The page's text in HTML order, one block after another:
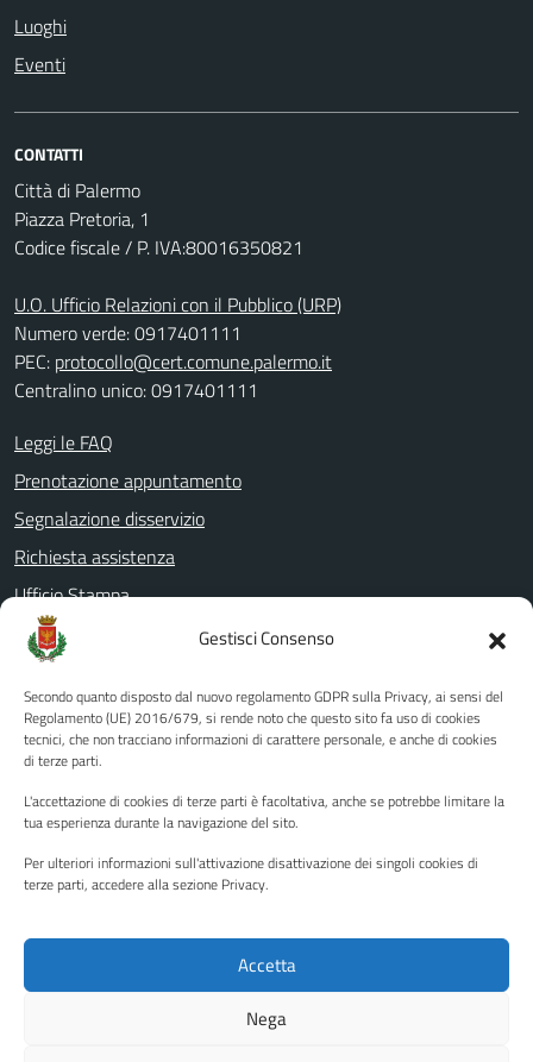
Gestisci Consenso
Secondo quanto disposto dal nuovo regolamento GDPR sulla Privacy, ai sensi del
Regolamento (UE) 2016/679, si rende noto che questo sito fa uso di cookies
tecnici, che non tracciano informazioni di carattere personale, e anche di cookies
di terze parti.
L'accettazione di cookies di terze parti è facoltativa, anche se potrebbe limitare la
tua esperienza durante la navigazione del sito.
Per ulteriori informazioni sull'attivazione disattivazione dei singoli cookies di
terze parti, accedere alla sezione Privacy.
Accetta
Nega
Luoghi
Eventi
CONTATTI
Città di Palermo
Piazza Pretoria, 1
Codice fiscale / P. IVA:80016350821
U.O. Ufficio Relazioni con il Pubblico (URP)
Numero verde: 0917401111
PEC: protocollo@cert.comune.palermo.it
Centralino unico: 0917401111
Leggi le FAQ
Prenotazione appuntamento
Segnalazione disservizio
Richiesta assistenza
Ufficio Stampa
Amministrazione Trasparente
Albo pretorio
Informativa privacy
Note legali
Piano di miglioramento del sito
Instagram